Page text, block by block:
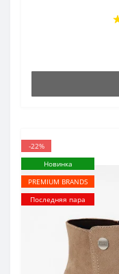
-22%
Новинка
PREMIUM BRANDS
Последняя пара